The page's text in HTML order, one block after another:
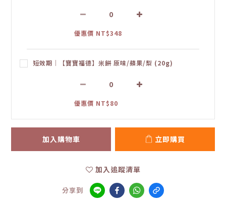
優惠價 NT$348
短效期｜【寶寶福德】米餅 原味/蘋果/梨 (20g)
優惠價 NT$80
加入購物車 立即購買
加入追蹤清單
分享到